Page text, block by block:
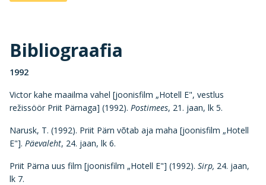
Bibliograafia
1992
Victor kahe maailma vahel [joonisfilm „Hotell E", vestlus
režissöör Priit Pärnaga] (1992). Postimees, 21. jaan, lk 5.
Narusk, T. (1992). Priit Pärn võtab aja maha [joonisfilm „Hotell
E"]. Päevaleht, 24. jaan, lk 6.
Priit Pärna uus film [joonisfilm „Hotell E"] (1992). Sirp, 24. jaan,
lk 7.